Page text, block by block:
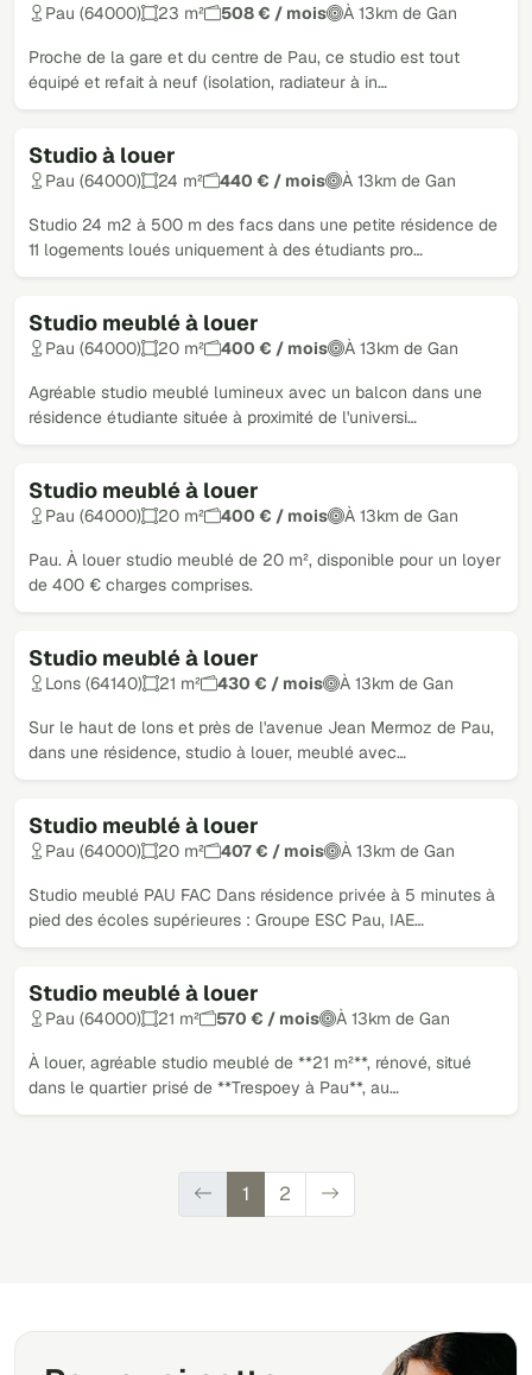
Pau (64000) 23 m² 508 € / mois À 13km de Gan
Proche de la gare et du centre de Pau, ce studio est tout
équipé et refait à neuf (isolation, radiateur à in…
Studio à louer
Loué
Pau (64000) 24 m² 440 € / mois À 13km de Gan
Studio 24 m2 à 500 m des facs dans une petite résidence de
11 logements loués uniquement à des étudiants pro…
Studio meublé à louer
Loué
Pau (64000) 20 m² 400 € / mois À 13km de Gan
Agréable studio meublé lumineux avec un balcon dans une
résidence étudiante située à proximité de l'universi…
Studio meublé à louer
Loué
Pau (64000) 20 m² 400 € / mois À 13km de Gan
Pau. À louer studio meublé de 20 m², disponible pour un loyer
de 400 € charges comprises.
Studio meublé à louer
Loué
Lons (64140) 21 m² 430 € / mois À 13km de Gan
Sur le haut de lons et près de l'avenue Jean Mermoz de Pau,
dans une résidence, studio à louer, meublé avec…
Studio meublé à louer
Loué
Pau (64000) 20 m² 407 € / mois À 13km de Gan
Studio meublé PAU FAC Dans résidence privée à 5 minutes à
pied des écoles supérieures : Groupe ESC Pau, IAE…
Studio meublé à louer
Loué
Pau (64000) 21 m² 570 € / mois À 13km de Gan
À louer, agréable studio meublé de **21 m²**, rénové, situé
dans le quartier prisé de **Trespoey à Pau**, au…
1 2